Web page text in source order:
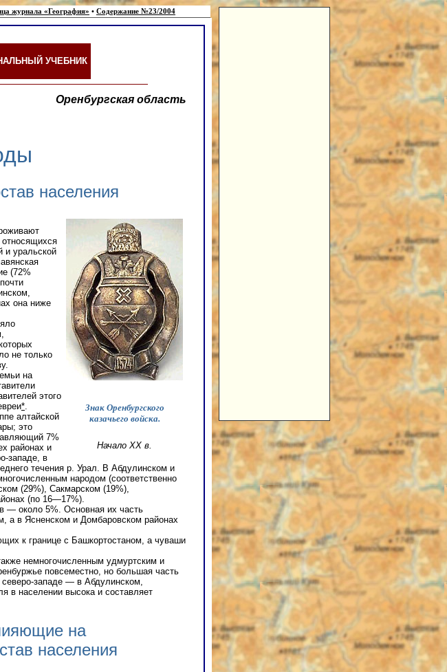
журнала «География» • Содержание №23/2004
УЧЕБНИК
Оренбургская область
населения
Знак Оренбургского
казачьего войска.
Начало ХХ в.
относящихся
и уральской
(72%
она ниже
не только
на
этого
*.
алтайской
это
7%
районах и
западе, в
течения р. Урал. В Абдулинском и
народом (соответственно
(29%), Сакмарском (19%),
(по 16—17%).
— около 5%. Основная их часть
а в Ясненском и Домбаровском районах
к границе с Башкортостаном, а чуваши
немногочисленным удмуртским и
повсеместно, но большая часть
северо-западе — в Абдулинском,
в населении высока и составляет
на
населения